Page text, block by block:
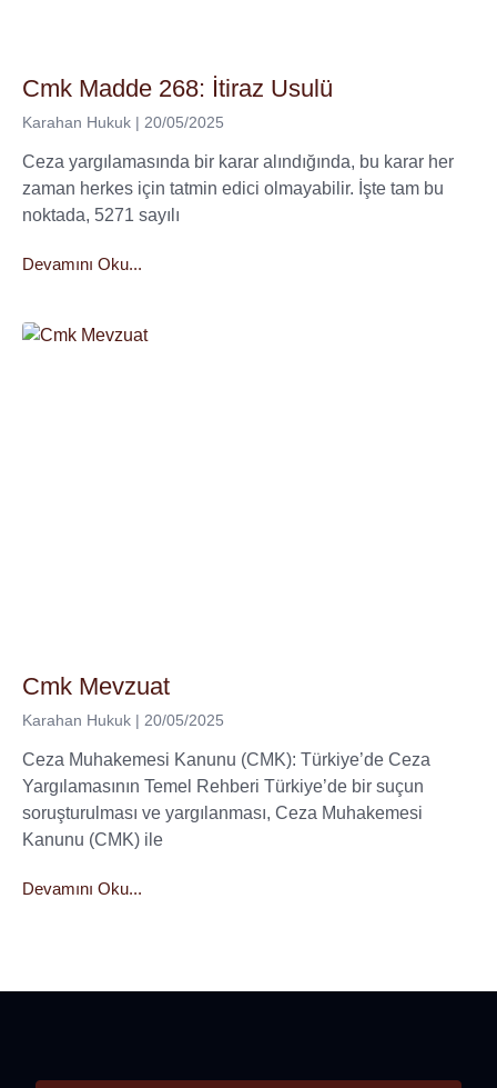
Cmk Madde 268: İtiraz Usulü
Karahan Hukuk 20/05/2025
Ceza yargılamasında bir karar alındığında, bu karar her
zaman herkes için tatmin edici olmayabilir. İşte tam bu
noktada, 5271 sayılı
Devamını Oku...
Cmk Mevzuat
Karahan Hukuk 20/05/2025
Ceza Muhakemesi Kanunu (CMK): Türkiye’de Ceza
Yargılamasının Temel Rehberi Türkiye’de bir suçun
soruşturulması ve yargılanması, Ceza Muhakemesi
Kanunu (CMK) ile
Devamını Oku...